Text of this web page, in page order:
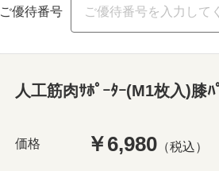
ご優待番号
人工筋肉ｻﾎﾟｰﾀｰ(M1枚入)膝ﾊ
価格 ￥6,980 （税込）